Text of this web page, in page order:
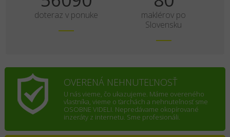
doteraz v ponuke
maklérov po
Slovensku
OVERENÁ NEHNUTEĽNOSŤ
U nás vieme, čo ukazujeme. Máme overeného
vlastníka, vieme o ťarchách a nehnuteľnosť sme
OSOBNE VIDELI. Nepredávame okopírované
inzeráty z internetu. Sme profesionáli.